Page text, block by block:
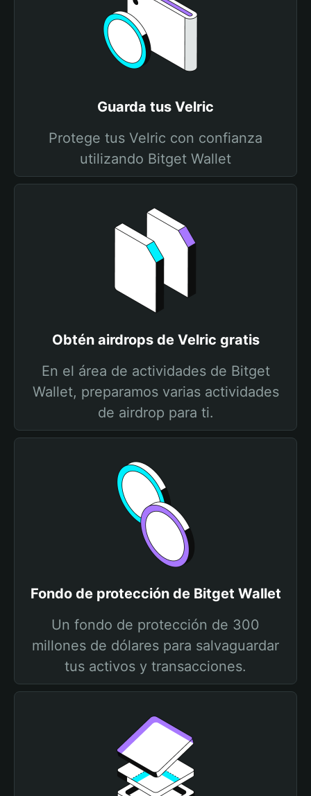
Guarda tus Velric
Protege tus Velric con confianza
utilizando Bitget Wallet
Obtén airdrops de Velric gratis
En el área de actividades de Bitget
Wallet, preparamos varias actividades
de airdrop para ti.
Fondo de protección de Bitget Wallet
Un fondo de protección de 300
millones de dólares para salvaguardar
tus activos y transacciones.